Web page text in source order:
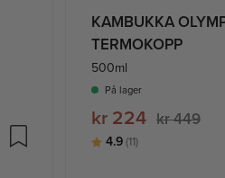
KAMBUKKA
TERMOKOPP
500ml
På lager
kr 224 kr 449
Karakter:
4.9(11)av 5 mulige